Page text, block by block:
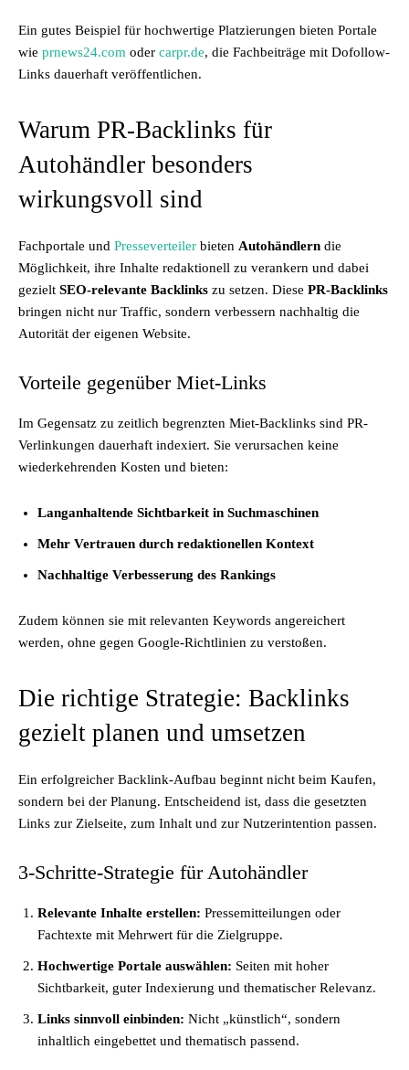
Ein gutes Beispiel für hochwertige Platzierungen bieten Portale
wie prnews24.com oder carpr.de, die Fachbeiträge mit Dofollow-
Links dauerhaft veröffentlichen.
Warum PR-Backlinks für
Autohändler besonders
wirkungsvoll sind
Fachportale und Presseverteiler bieten Autohändlern die
Möglichkeit, ihre Inhalte redaktionell zu verankern und dabei
gezielt SEO-relevante Backlinks zu setzen. Diese PR-Backlinks
bringen nicht nur Traffic, sondern verbessern nachhaltig die
Autorität der eigenen Website.
Vorteile gegenüber Miet-Links
Im Gegensatz zu zeitlich begrenzten Miet-Backlinks sind PR-
Verlinkungen dauerhaft indexiert. Sie verursachen keine
wiederkehrenden Kosten und bieten:
Langanhaltende Sichtbarkeit in Suchmaschinen
Mehr Vertrauen durch redaktionellen Kontext
Nachhaltige Verbesserung des Rankings
Zudem können sie mit relevanten Keywords angereichert
werden, ohne gegen Google-Richtlinien zu verstoßen.
Die richtige Strategie: Backlinks
gezielt planen und umsetzen
Ein erfolgreicher Backlink-Aufbau beginnt nicht beim Kaufen,
sondern bei der Planung. Entscheidend ist, dass die gesetzten
Links zur Zielseite, zum Inhalt und zur Nutzerintention passen.
3-Schritte-Strategie für Autohändler
Relevante Inhalte erstellen: Pressemitteilungen oder
Fachtexte mit Mehrwert für die Zielgruppe.
Hochwertige Portale auswählen: Seiten mit hoher
Sichtbarkeit, guter Indexierung und thematischer Relevanz.
Links sinnvoll einbinden: Nicht „künstlich“, sondern
inhaltlich eingebettet und thematisch passend.